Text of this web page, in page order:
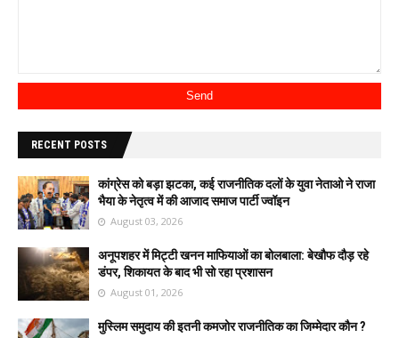
RECENT POSTS
कांग्रेस को बड़ा झटका, कई राजनीतिक दलों के युवा नेताओ ने राजा
भैया के नेतृत्व में की आजाद समाज पार्टी ज्वॉइन
August 03, 2026
अनूपशहर में मिट्टी खनन माफियाओं का बोलबाला: बेखौफ दौड़ रहे
डंपर, शिकायत के बाद भी सो रहा प्रशासन
August 01, 2026
मुस्लिम समुदाय की इतनी कमजोर राजनीतिक का जिम्मेदार कौन ?